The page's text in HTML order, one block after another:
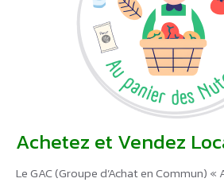
Achetez et Vendez
Le GAC (Groupe d’Achat en Commun)